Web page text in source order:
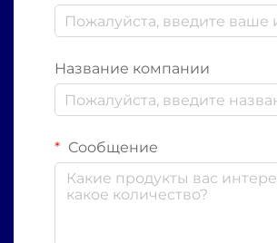
Название компании
Сообщение